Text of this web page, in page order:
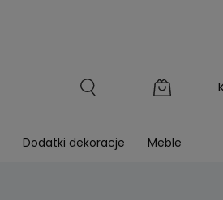
Dodatki dekoracje Meble